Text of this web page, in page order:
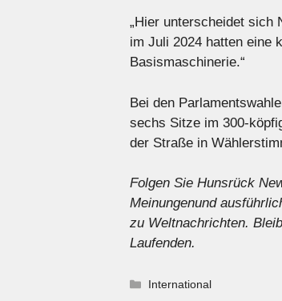
„Hier unterscheidet sich
im Juli 2024 hatten eine
Basismaschinerie.“
Bei den
sechs Sitze im 300-
der Straße in
Folgen Sie Hunsrück
Meinungenund
zu Weltnachrichten.
Laufenden.
Kategorien
International